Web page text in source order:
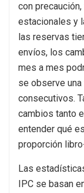
con
estacionales y
las reservas
envíos, los
mes a mes
se observe
consecutivos.
cambios tanto
entender qué
proporción
Las
IPC se basan